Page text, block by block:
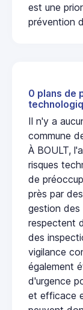
est une
prévention
0 plans de
Il n'y a
commune
À BOULT,
risques
de
près par
gestion des
respectent
des
vigilance
également
d'urgence
et efficace